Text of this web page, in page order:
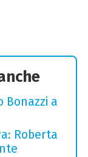
Bonazzi a
Roberta